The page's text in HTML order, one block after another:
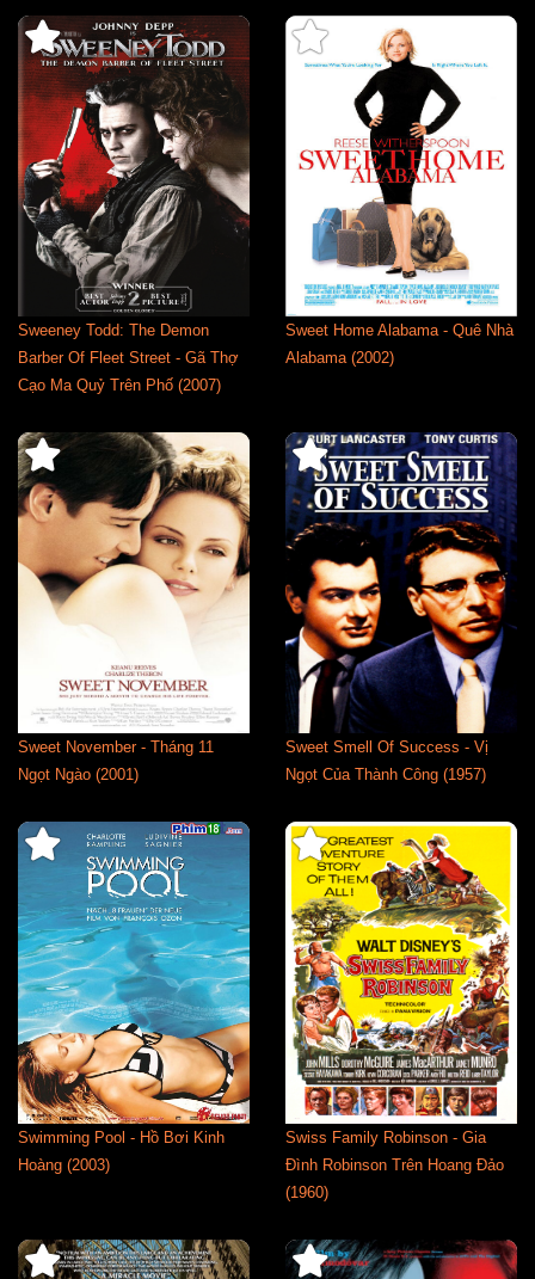
Sweeney Todd: The Demon
Barber Of Fleet Street - Gã Thợ
Cạo Ma Quỷ Trên Phố (2007)
Sweet Home Alabama - Quê Nhà
Alabama (2002)
Sweet November - Tháng 11
Ngọt Ngào (2001)
Sweet Smell Of Success - Vị
Ngọt Của Thành Công (1957)
Swimming Pool - Hồ Bơi Kinh
Hoàng (2003)
Swiss Family Robinson - Gia
Đình Robinson Trên Hoang Đảo
(1960)